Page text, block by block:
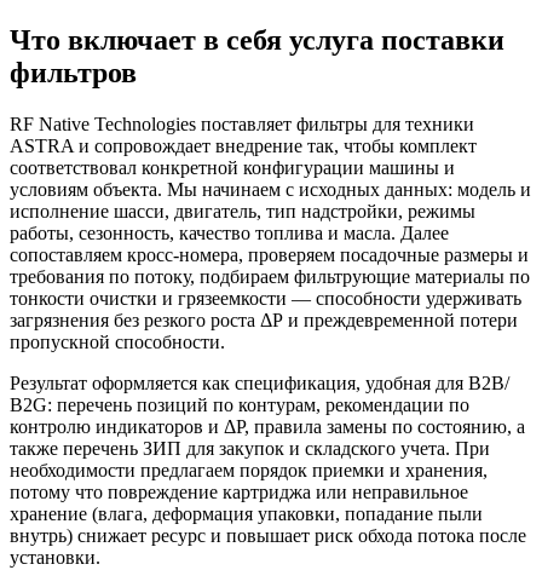
Что включает в себя услуга поставки
фильтров
RF Native Technologies поставляет фильтры для техники
ASTRA и сопровождает внедрение так, чтобы комплект
соответствовал конкретной конфигурации машины и
условиям объекта. Мы начинаем с исходных данных: модель и
исполнение шасси, двигатель, тип надстройки, режимы
работы, сезонность, качество топлива и масла. Далее
сопоставляем кросс-номера, проверяем посадочные размеры и
требования по потоку, подбираем фильтрующие материалы по
тонкости очистки и грязеемкости — способности удерживать
загрязнения без резкого роста ΔР и преждевременной потери
пропускной способности.
Результат оформляется как спецификация, удобная для B2B/
В2G: перечень позиций по контурам, рекомендации по
контролю индикаторов и ΔР, правила замены по состоянию, а
также перечень ЗИП для закупок и складского учета. При
необходимости предлагаем порядок приемки и хранения,
потому что повреждение картриджа или неправильное
хранение (влага, деформация упаковки, попадание пыли
внутрь) снижает ресурс и повышает риск обхода потока после
установки.